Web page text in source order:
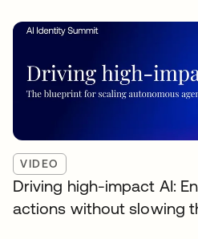
VIDEO
Driving high-impact AI:
actions without slowing